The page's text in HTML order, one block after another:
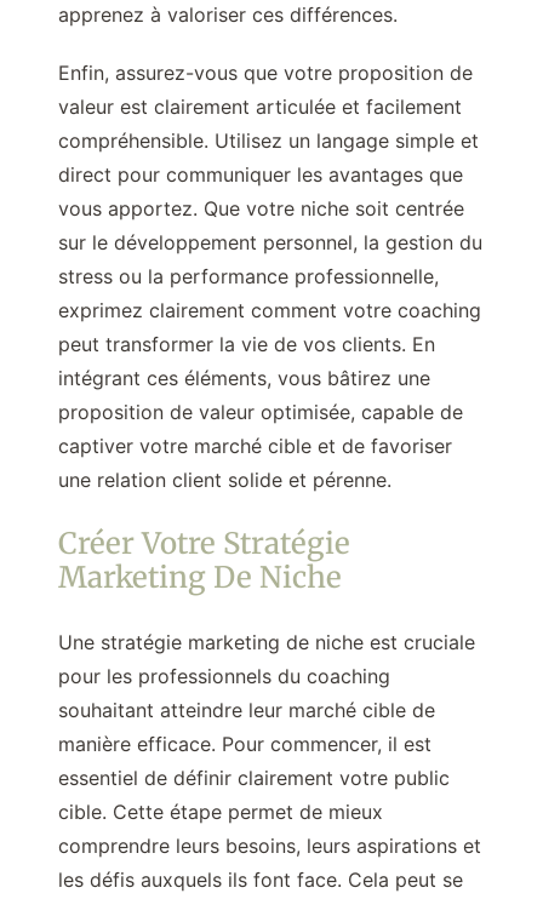
apprenez à valoriser ces différences.
Enfin, assurez-vous que votre proposition de
valeur est clairement articulée et facilement
compréhensible. Utilisez un langage simple et
direct pour communiquer les avantages que
vous apportez. Que votre niche soit centrée
sur le développement personnel, la gestion du
stress ou la performance professionnelle,
exprimez clairement comment votre coaching
peut transformer la vie de vos clients. En
intégrant ces éléments, vous bâtirez une
proposition de valeur optimisée, capable de
captiver votre marché cible et de favoriser
une relation client solide et pérenne.
Créer Votre Stratégie
Marketing De Niche
Une stratégie marketing de niche est cruciale
pour les professionnels du coaching
souhaitant atteindre leur marché cible de
manière efficace. Pour commencer, il est
essentiel de définir clairement votre public
cible. Cette étape permet de mieux
comprendre leurs besoins, leurs aspirations et
les défis auxquels ils font face. Cela peut se